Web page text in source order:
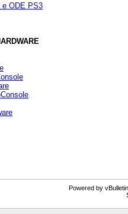
e ODE PS3
Powered by